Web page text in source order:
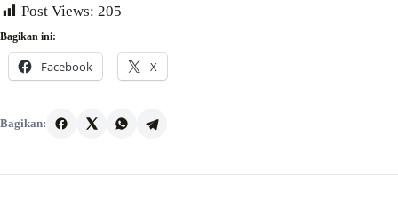
Post Views: 205
Bagikan ini:
Facebook X
Bagikan: